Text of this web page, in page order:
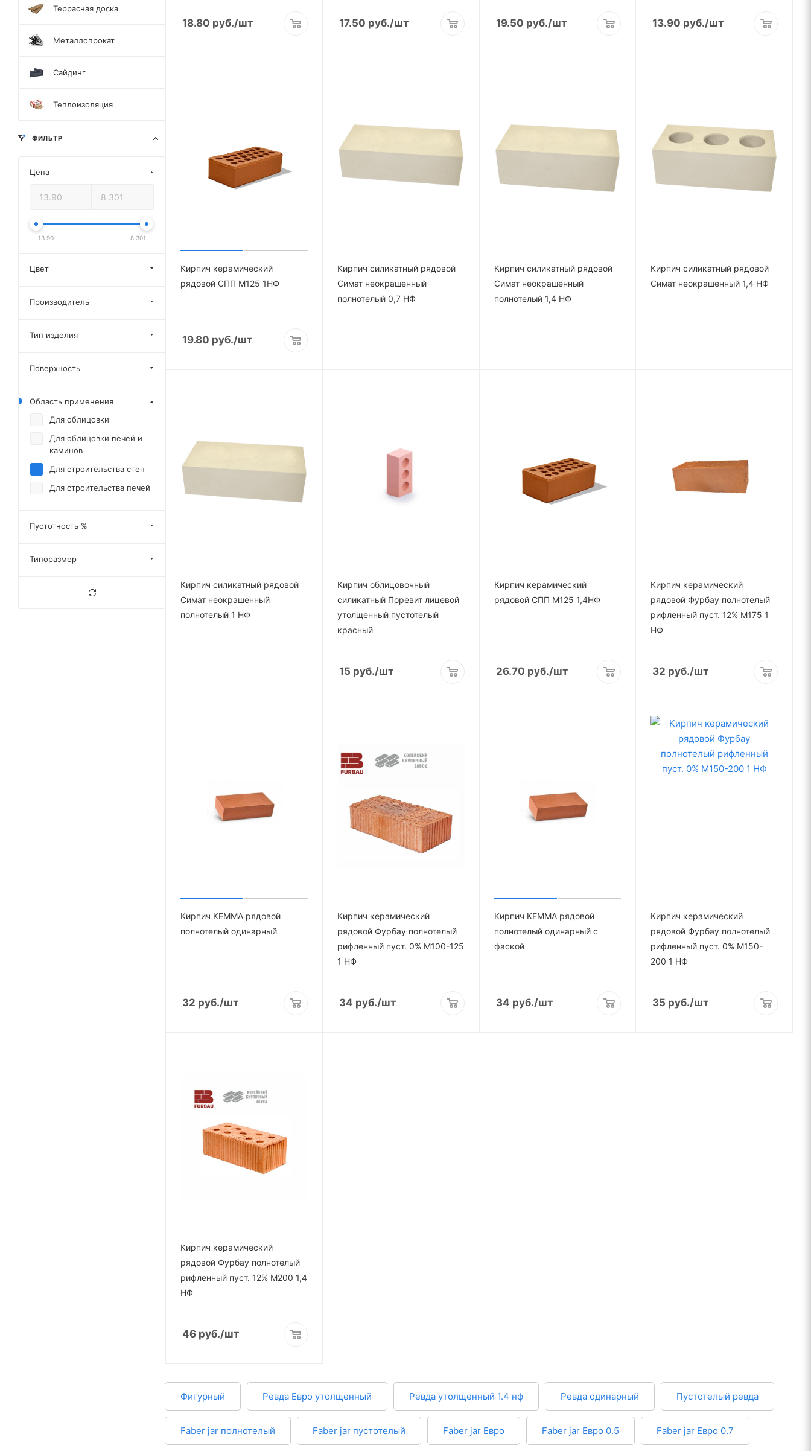
18.80 руб./шт 17.50 руб./шт 19.50 руб./шт 13.90 руб./шт
Кирпич керамический
рядовой СПП М125 1НФ
19.80 руб./шт
Кирпич силикатный рядовой
Симат неокрашенный
полнотелый 0,7 НФ
Кирпич силикатный рядовой
Симат неокрашенный
полнотелый 1,4 НФ
Кирпич силикатный рядовой
Симат неокрашенный 1,4 НФ
Кирпич силикатный рядовой
Симат неокрашенный
полнотелый 1 НФ
Кирпич облицовочный
силикатный Поревит лицевой
утолщенный пустотелый
красный
15 руб./шт
Кирпич керамический
рядовой СПП М125 1,4НФ
26.70 руб./шт
Кирпич керамический
рядовой Фурбау полнотелый
рифленный пуст. 12% М175 1
НФ
32 руб./шт
Кирпич КЕММА рядовой
полнотелый одинарный
32 руб./шт
Кирпич керамический
рядовой Фурбау полнотелый
рифленный пуст. 0% М100-125
1 НФ
34 руб./шт
Кирпич КЕММА рядовой
полнотелый одинарный с
фаской
34 руб./шт
Кирпич керамический
рядовой Фурбау полнотелый
рифленный пуст. 0% М150-
200 1 НФ
35 руб./шт
Кирпич керамический
рядовой Фурбау полнотелый
рифленный пуст. 12% М200 1,4
НФ
46 руб./шт
Фигурный Ревда Евро утолщенный Ревда утолщенный 1.4 нф Ревда одинарный Пустотелый ревда
Faber jar полнотелый Faber jar пустотелый Faber jar Евро Faber jar Евро 0.5 Faber jar Евро 0.7
Террасная доска
Металлопрокат
Сайдинг
Теплоизоляция
ФИЛЬТР
Цена
13.90 8 301
Цвет
Производитель
Тип изделия
Поверхность
Область применения
Для облицовки
Для облицовки печей и
каминов
Для строительства стен
Для строительства печей
Пустотность %
Типоразмер